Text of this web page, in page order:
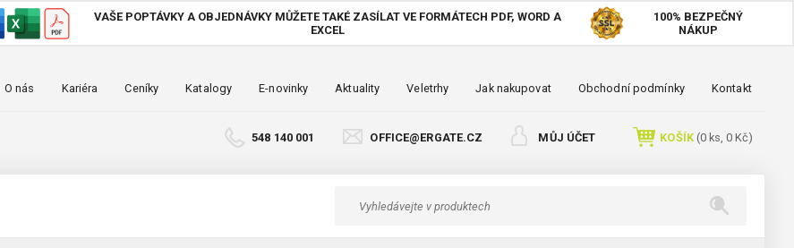
VAŠE POPTÁVKY A OBJEDNÁVKY MŮŽETE TAKÉ ZASÍLAT VE FORMÁTECH PDF, WORD A
EXCEL
100% BEZPEČNÝ
NÁKUP
O nás Kariéra Ceníky Katalogy E-novinky Aktuality Veletrhy Jak nakupovat Obchodní podmínky Kontakt
548 140 001 OFFICE@ERGATE.CZ MŮJ ÚČET KOŠÍK(0ks, 0 Kč)